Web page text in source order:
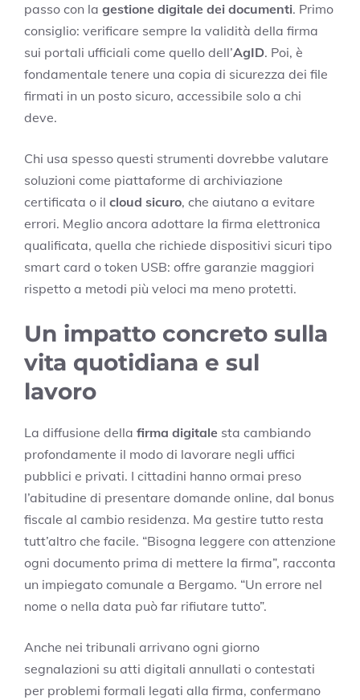
passo con la gestione digitale dei documenti. Primo
consiglio: verificare sempre la validità della firma
sui portali ufficiali come quello dell’AgID. Poi, è
fondamentale tenere una copia di sicurezza dei file
firmati in un posto sicuro, accessibile solo a chi
deve.
Chi usa spesso questi strumenti dovrebbe valutare
soluzioni come piattaforme di archiviazione
certificata o il cloud sicuro, che aiutano a evitare
errori. Meglio ancora adottare la firma elettronica
qualificata, quella che richiede dispositivi sicuri tipo
smart card o token USB: offre garanzie maggiori
rispetto a metodi più veloci ma meno protetti.
Un impatto concreto sulla
vita quotidiana e sul
lavoro
La diffusione della firma digitale sta cambiando
profondamente il modo di lavorare negli uffici
pubblici e privati. I cittadini hanno ormai preso
l’abitudine di presentare domande online, dal bonus
fiscale al cambio residenza. Ma gestire tutto resta
tutt’altro che facile. “Bisogna leggere con attenzione
ogni documento prima di mettere la firma”, racconta
un impiegato comunale a Bergamo. “Un errore nel
nome o nella data può far rifiutare tutto”.
Anche nei tribunali arrivano ogni giorno
segnalazioni su atti digitali annullati o contestati
per problemi formali legati alla firma, confermano